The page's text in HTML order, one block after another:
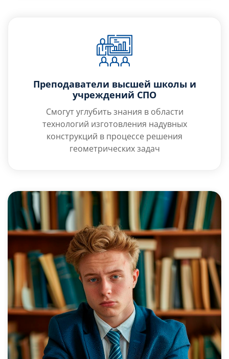
Преподаватели высшей школы и
учреждений СПО
Смогут углубить знания в области
технологий изготовления надувных
конструкций в процессе решения
геометрических задач